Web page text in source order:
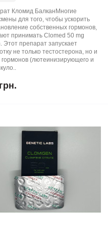
Кломид БалканМногие
для того, чтобы ускорить
собственных гормонов,
принимать Clomed 50 mg
Этот препарат запускает
не только тестостерона, но и
гормонов (лютеинизирующего и